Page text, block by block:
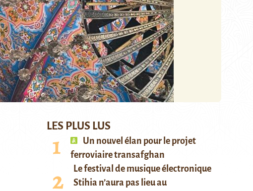
LES PLUS LUS
Un nouvel élan pour le projet
ferroviaire transafghan
Le festival de musique électronique
Stihia n’aura pas lieu au